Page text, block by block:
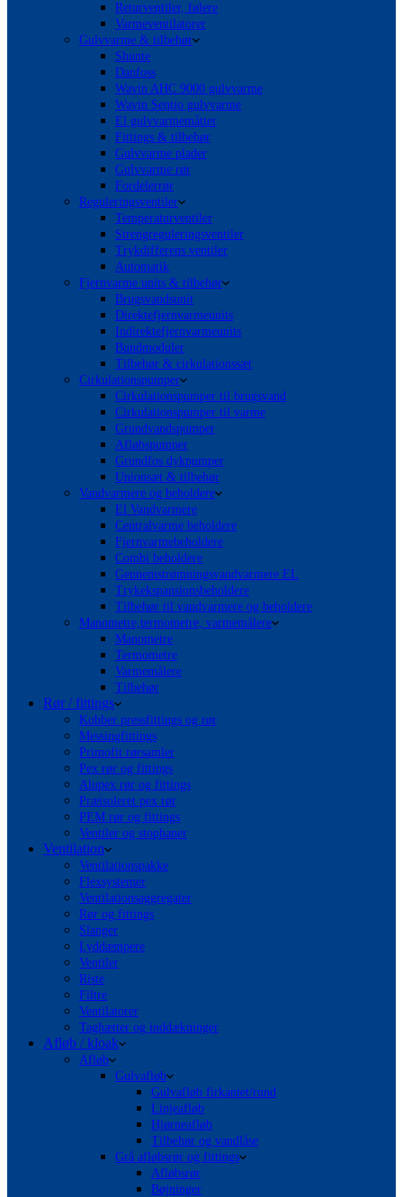
Returventiler, følere
Varmeventilatorer
Gulvvarme & tilbehør
Shunte
Danfoss
Wavin AHC 9000 gulvvarme
Wavin Sentio gulvvarme
El gulvvarmemåtter
Fittings & tilbehør
Gulvvarme plader
Gulvvarme rør
Fordelerrør
Reguleringsventiler
Temperaturventiler
Strengreguleringsventiler
Trykdifferens ventiler
Automatik
Fjernvarme units & tilbehør
Brugsvandsunit
Direktefjernvarmeunits
Indirektefjernvarmeunits
Bundmoduler
Tilbehør & cirkulationssæt
Cirkulationspumper
Cirkulationspumper til brugsvand
Cirkulationspumper til varme
Grundvandspumper
Afløbspumper
Grundfos dykpumper
Unionsæt & tilbehør
Vandvarmere og beholdere
El Vandvarmere
Centralvarme beholdere
Fjernvarmebeholdere
Combi beholdere
Gennemstrømningsvandvarmere EL
Trykekspansionsbeholdere
Tilbehør til vandvarmere og beholdere
Manometre,termometre, varmemålere
Manometre
Termometre
Varmemålere
Tilbehør
Rør / fittings
Kobber pressfittings og rør
Messingfittings
Primofit rørsamler
Pex rør og fittings
Alupex rør og fittings
Præisoleret pex rør
PEM rør og fittings
Ventiler og stophaner
Ventilation
Ventilationspakke
Flexsystemer
Ventilationsaggregater
Rør og fittings
Slanger
Lyddæmpere
Ventiler
Riste
Filtre
Ventilatorer
Taghætter og inddækninger
Afløb / kloak
Afløb
Gulvafløb
Gulvafløb firkantet/rund
Linjeafløb
Hjørneafløb
Tilbehør og vandlåse
Grå afløbsrør og fittings
Afløbsrør
Bøjninger